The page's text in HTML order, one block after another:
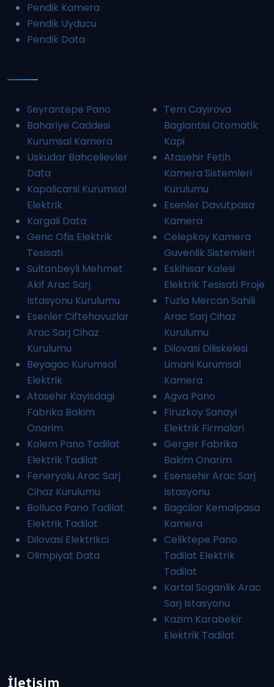
Pendik Kamera
Pendik Uyducu
Pendik Data
Seyrantepe Pano
Bahariye Caddesi
Kurumsal Kamera
Uskudar Bahcelievler
Data
Kapalicarsi Kurumsal
Elektrik
Kargali Data
Genc Ofis Elektrik
Tesisati
Sultanbeyli Mehmet
Akif Arac Sarj
Istasyonu Kurulumu
Esenler Ciftehavuzlar
Arac Sarj Cihaz
Kurulumu
Beyagac Kurumsal
Elektrik
Atasehir Kayisdagi
Fabrika Bakim
Onarim
Kalem Pano Tadilat
Elektrik Tadilat
Feneryolu Arac Sarj
Cihaz Kurulumu
Bolluca Pano Tadilat
Elektrik Tadilat
Dilovasi Elektrikci
Olimpiyat Data
Tem Cayirova
Baglantisi Otomatik
Kapi
Atasehir Fetih
Kamera Sistemleri
Kurulumu
Esenler Davutpasa
Kamera
Celepkoy Kamera
Guvenlik Sistemleri
Eskihisar Kalesi
Elektrik Tesisati Proje
Tuzla Mercan Sahili
Arac Sarj Cihaz
Kurulumu
Dilovasi Diliskelesi
Limani Kurumsal
Kamera
Agva Pano
Firuzkoy Sanayi
Elektrik Firmalari
Gerger Fabrika
Bakim Onarim
Esensehir Arac Sarj
Istasyonu
Bagcilar Kemalpasa
Kamera
Celiktepe Pano
Tadilat Elektrik
Tadilat
Kartal Soganlik Arac
Sarj Istasyonu
Kazim Karabekir
Elektrik Tadilat
İletişim